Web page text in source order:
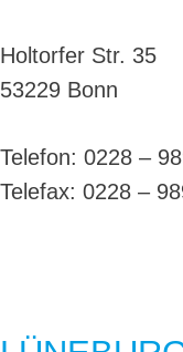
Holtorfer Str. 35
53229 Bonn
Telefon: 0228 –
Telefax: 0228 –